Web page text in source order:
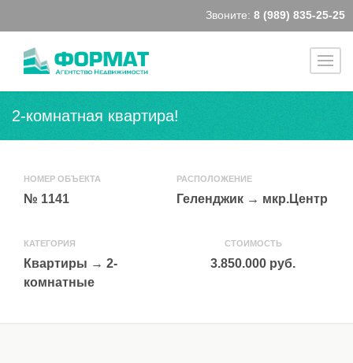
Звоните: 8 (989) 835-25-25
2-комнатная квартира!
НОМЕР ОБЪЕКТА
№ 1141
РАСПОЛОЖЕНИЕ
Геленджик → мкр.Центр
КАТЕГОРИЯ
Квартиры → 2-
комнатные
СТОИМОСТЬ
3.850.000 руб.